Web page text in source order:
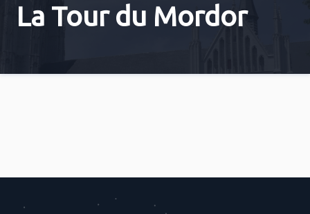
La Tour du Mordor